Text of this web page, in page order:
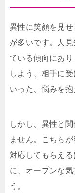
異性に笑顔を見
が多いです。人
ている傾向にあ
しよう、相手に
いった、悩みを抱
しかし、異性と
ません。こちら
対応してもらえ
に、オープンな
う。